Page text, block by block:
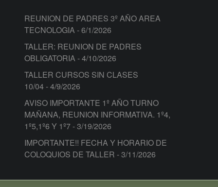
REUNION DE PADRES 3º AÑO AREA
TECNOLOGIA- 6/1/2026
TALLER: REUNION DE PADRES
OBLIGATORIA- 4/10/2026
TALLER CURSOS SIN CLASES
10/04- 4/9/2026
AVISO IMPORTANTE 1º AÑO TURNO
MAÑANA, REUNION INFORMATIVA. 1º4,
1º5,1º6 Y 1º7- 3/19/2026
IMPORTANTE!! FECHA Y HORARIO DE
COLOQUIOS DE TALLER - 3/11/2026